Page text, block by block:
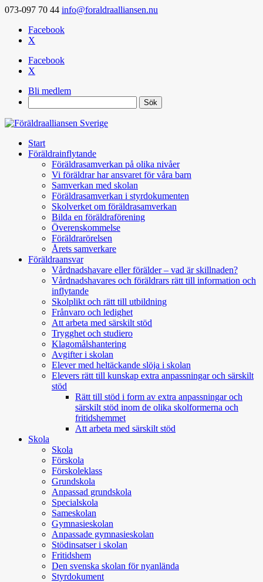
073-097 70 44 info@foraldraalliansen.nu
Facebook
X
Facebook
X
Bli medlem
Start
Föräldrainflytande
Föräldrasamverkan på olika nivåer
Vi föräldrar har ansvaret för våra barn
Samverkan med skolan
Föräldrasamverkan i styrdokumenten
Skolverket om föräldrasamverkan
Bilda en föräldraförening
Överenskommelse
Föräldrarörelsen
Årets samverkare
Föräldraansvar
Vårdnadshavare eller förälder – vad är skillnaden?
Vårdnadshavares och föräldrars rätt till information och
inflytande
Skolplikt och rätt till utbildning
Frånvaro och ledighet
Att arbeta med särskilt stöd
Trygghet och studiero
Klagomålshantering
Avgifter i skolan
Elever med heltäckande slöja i skolan
Elevers rätt till kunskap extra anpassningar och särskilt
stöd
Rätt till stöd i form av extra anpassningar och
särskilt stöd inom de olika skolformerna och
fritidshemmet
Att arbeta med särskilt stöd
Skola
Skola
Förskola
Förskoleklass
Grundskola
Anpassad grundskola
Specialskola
Sameskolan
Gymnasieskolan
Anpassade gymnasieskolan
Stödinsatser i skolan
Fritidshem
Den svenska skolan för nyanlända
Styrdokument